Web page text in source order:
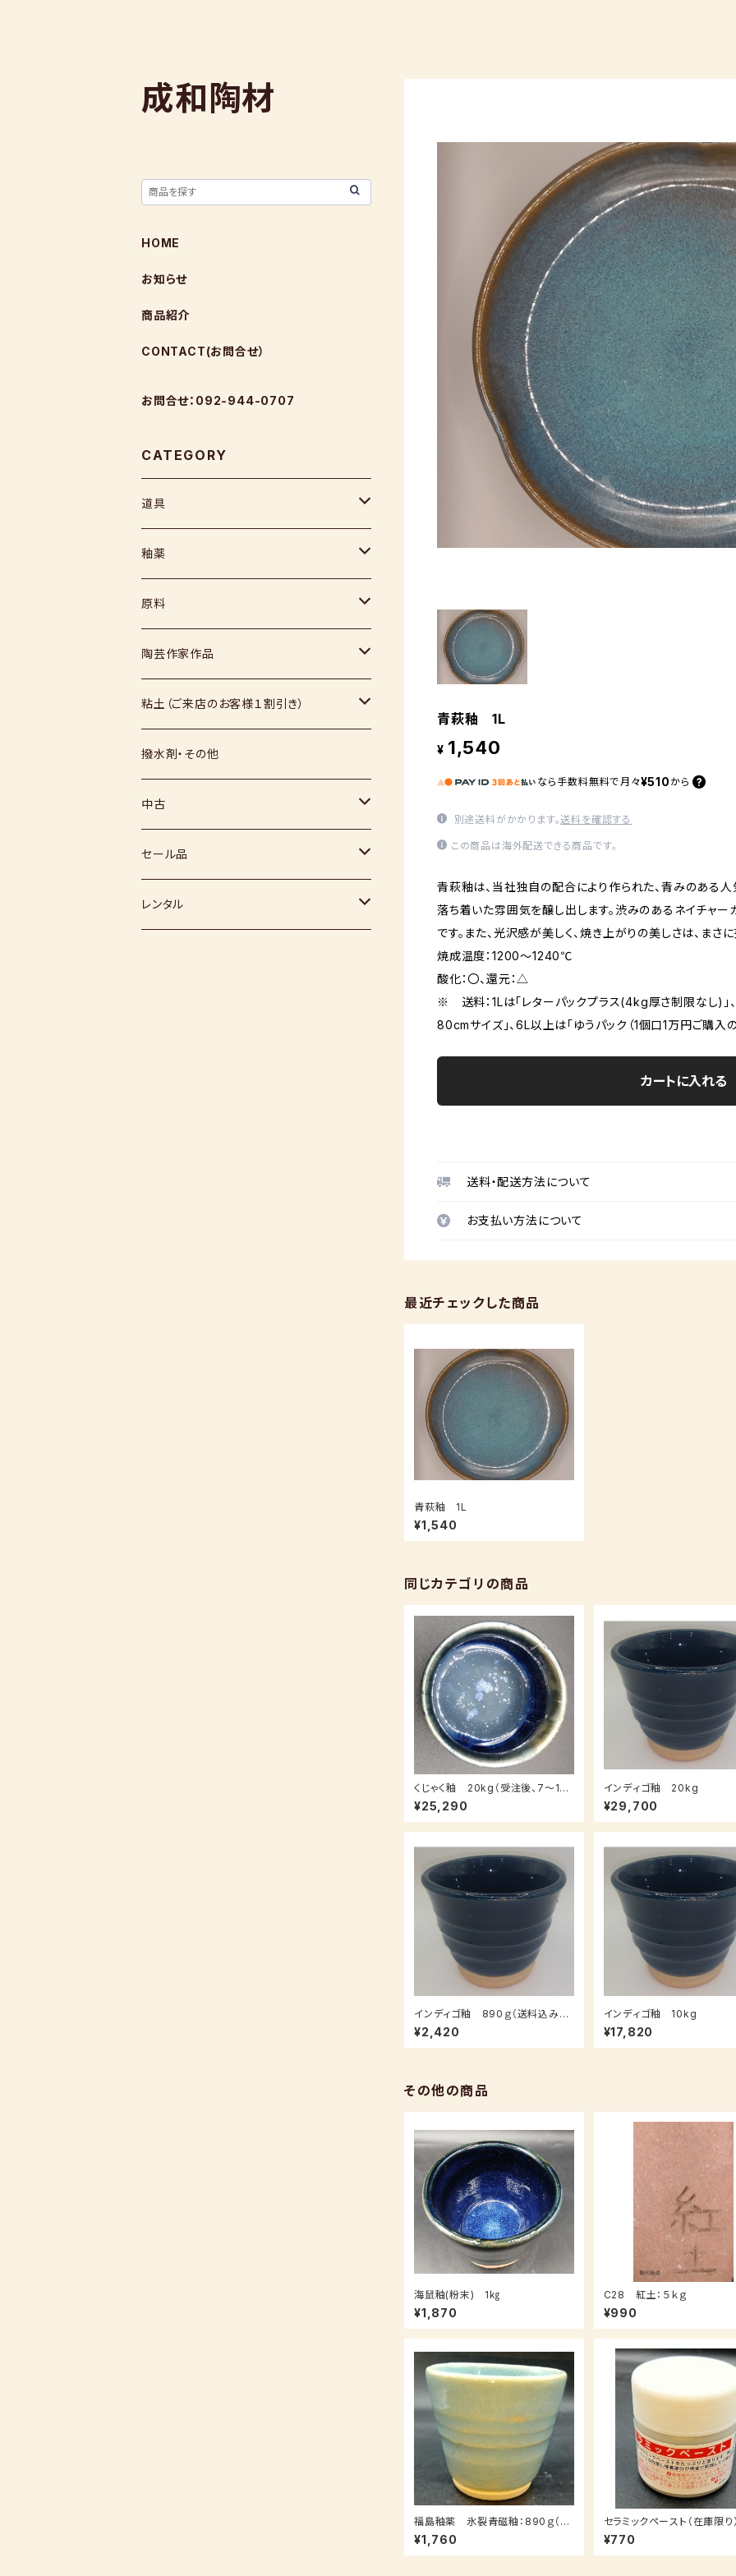
青萩釉 1L
¥ 1,540
なら 手数料無料で 月々¥510 から
別途送料がかかります。送料を確認する
この商品は海外配送できる商品です。
青萩釉は、当社独自の配合により作られた、青みのある人
落ち着いた雰囲気を醸し出します。渋みのあるネイチャ
です。また、光沢感が美しく、焼き上がりの美しさは、まさ
焼成温度：1200～1240℃
酸化：〇、還元：△
※ 送料：1Lは「レターパックプラス(4kg厚さ制限なし)」
80cmサイズ」、6L以上は「ゆうパック（1個口1万円ご購入
カートに入れる
送料・配送方法について
お支払い方法について
最近チェックした商品
青萩釉 1L
¥1,540
同じカテゴリの商品
くじゃく釉 20kg（受注後、7～14
日後発送）
¥25,290
インディゴ釉 20kg
¥29,700
インディゴ釉 890ｇ（送料込み：
クロネコパケット、受注後、7～14日
後発送）
¥2,420
インディゴ釉 10kg
¥17,820
その他の商品
海鼠釉(粉末) 1㎏
¥1,870
C28 紅土：５ｋｇ
¥990
福島釉薬 氷裂青磁釉：890ｇ（送
料込み：クロネコパケット）（受注後
7～３０日後発送）
¥1,760
セラミックペースト（在庫限り
¥770
成和陶材
HOME
お知らせ
商品紹介
CONTACT(お問合せ）
お問合せ：092-944-0707
CATEGORY
道具
ヘラ
コテ
スポンジ
絵具
上絵具
下絵具
その他
釉薬
粉末
液体
福島釉薬
原料
媒溶剤・調整剤等
長石
硅石
その他（土・泥等）
顔料
灰
陶芸作家作品
上野焼
薪窯（高鶴淳一先生）
堀田窯
小石原焼
鶴見窯
秀山窯
高取焼
鬼丸雪山窯
福岡県：窯元・陶芸作家
恵水窯
粘土（ご来店のお客様１割引き）
信楽白土
信楽赤土
梅崎粘土
七隈粘土
撥水剤・その他
中古
窯
電気窯
電動ろくろ
セール品
小道具
レンタル